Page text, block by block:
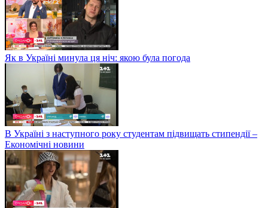
Як в Україні минула ця ніч: якою була погода
В Україні з наступного року студентам підвищать стипендії –
Економічні новини